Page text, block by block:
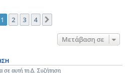
1 2 3 4
Μετάβαση σε
σε αυτή τη Δ. Συζήτηση